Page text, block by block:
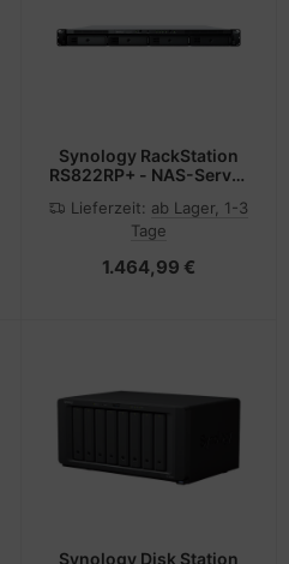
Synology RackStation
RS822RP+ - NAS-Server
Lieferzeit: ab Lager, 1-3
Tage
1.464,99 €
Synology Disk Station